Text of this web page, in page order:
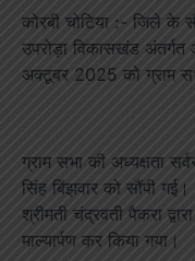
कोरबी चोटिया :- जिले के
उपरोड़ा विकासखंड
अक्टूबर 2025 को ग्राम
ग्राम सभा की अध्यक्षता
सिंह बिंझवार को सौंपी
श्रीमती चंद्रवती पैकरा
माल्यार्पण कर किया गया।